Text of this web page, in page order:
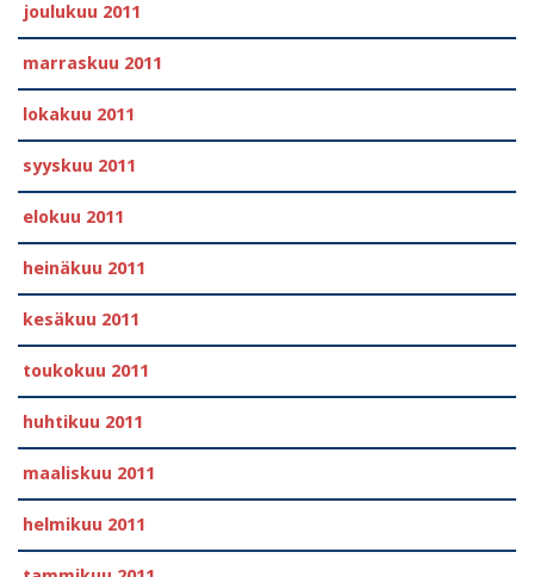
joulukuu 2011
marraskuu 2011
lokakuu 2011
syyskuu 2011
elokuu 2011
heinäkuu 2011
kesäkuu 2011
toukokuu 2011
huhtikuu 2011
maaliskuu 2011
helmikuu 2011